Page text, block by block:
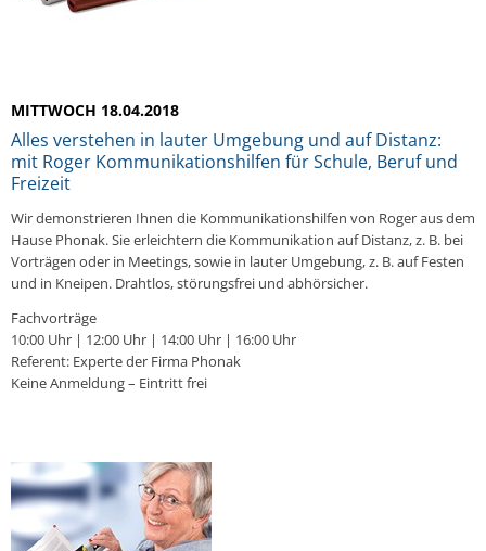
MITTWOCH 18.04.2018
Alles verstehen in lauter Umgebung und auf Distanz:
mit Roger Kommunikationshilfen für Schule, Beruf und
Freizeit
Wir demonstrieren Ihnen die Kommunikationshilfen von Roger aus dem
Hause Phonak. Sie erleichtern die Kommunikation auf Distanz, z. B. bei
Vorträgen oder in Meetings, sowie in lauter Umgebung, z. B. auf Festen
und in Kneipen. Drahtlos, störungsfrei und abhörsicher.
Fachvorträge
10:00 Uhr | 12:00 Uhr | 14:00 Uhr | 16:00 Uhr
Referent: Experte der Firma Phonak
Keine Anmeldung – Eintritt frei